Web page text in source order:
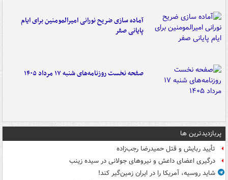
آماده سازی ضریح نورانی امیرالمومنین برای ایام
پایانی صفر
صفحه نخست روزنامه‌های شنبه ۱۷ مرداد ۱۴۰۵
پربازدیدترین ها
تأیید ربایش و قتل حمیدرضا رجب‌زاده
درگیری اعضای داعش و نیروهای جولانی در سیده زینب
شاید روسیه، آمریکا را در ایران زمین‌گیر کند!